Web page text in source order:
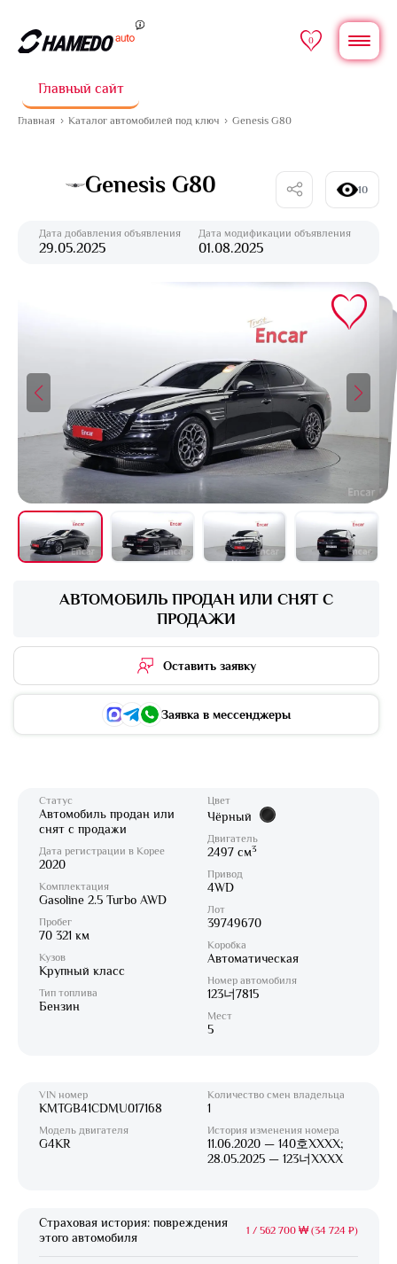
0
Главный сайт
Главная Каталог автомобилей под ключ Genesis G80
Genesis G80 10
Дата добавления объявления
29.05.2025
Дата модификации объявления
01.08.2025
АВТОМОБИЛЬ ПРОДАН ИЛИ СНЯТ С
ПРОДАЖИ
Оставить заявку
Заявка в мессенджеры
Статус
Автомобиль продан или
снят с продажи
Дата регистрации в Корее
2020
Комплектация
Gasoline 2.5 Turbo AWD
Пробег
70 321 км
Кузов
Крупный класс
Тип топлива
Бензин
Цвет
Чёрный
Двигатель
2497 см3
Привод
4WD
Лот
39749670
Коробка
Автоматическая
Номер автомобиля
123너7815
Мест
5
VIN номер
KMTGB41CDMU017168
Модель двигателя
G4KR
Количество смен владельца
1
История изменения номера
11.06.2020 — 140호XXXX;
28.05.2025 — 123너XXXX
Страховая история: повреждения
этого автомобиля
1 / 562 700 ₩ (34 724 ₽)